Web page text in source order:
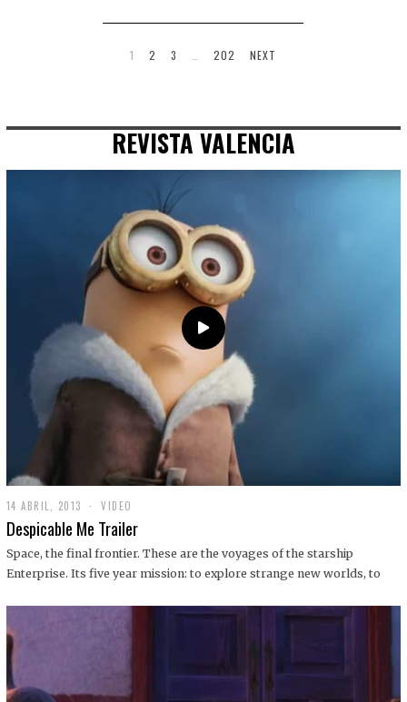
1 2 3 202 NEXT
REVISTA VALENCIA
14 ABRIL, 2013
9
D
C
I
1
VIDEO
Despicable Me Trailer
Space, the final frontier. These are the voyages of the starship
Enterprise. Its five year mission: to explore strange new worlds, to